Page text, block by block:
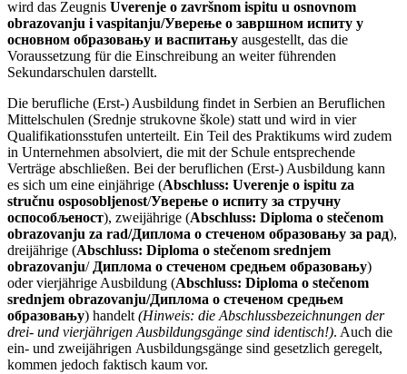
wird das Zeugnis Uverenje o završnom ispitu u osnovnom
obrazovanju i vaspitanju/Уверење о завршном испиту у
основном образовању и васпитању ausgestellt, das die
Voraussetzung für die Einschreibung an weiter führenden
Sekundarschulen darstellt.
Die berufliche (Erst-) Ausbildung findet in Serbien an Beruflichen
Mittelschulen (Srednje strukovne škole) statt und wird in vier
Qualifikationsstufen unterteilt. Ein Teil des Praktikums wird zudem
in Unternehmen absolviert, die mit der Schule entsprechende
Verträge abschließen. Bei der beruflichen (Erst-) Ausbildung kann
es sich um eine einjährige (Abschluss: Uverenje o ispitu za
stručnu osposobljenost/Уверење о испиту за стручну
оспособљеност), zweijährige (Abschluss: Diploma o stečenom
obrazovanju za rad/Диплома о стеченом образовању за рад),
dreijährige (Abschluss: Diploma o stečenom srednjem
obrazovanju/ Диплома о стеченом средњем образовању)
oder vierjährige Ausbildung (Abschluss: Diploma o stečenom
srednjem obrazovanju/Диплома о стеченом средњем
образовању) handelt (Hinweis: die Abschlussbezeichnungen der
drei- und vierjährigen Ausbildungsgänge sind identisch!). Auch die
ein- und zweijährigen Ausbildungsgänge sind gesetzlich geregelt,
kommen jedoch faktisch kaum vor.